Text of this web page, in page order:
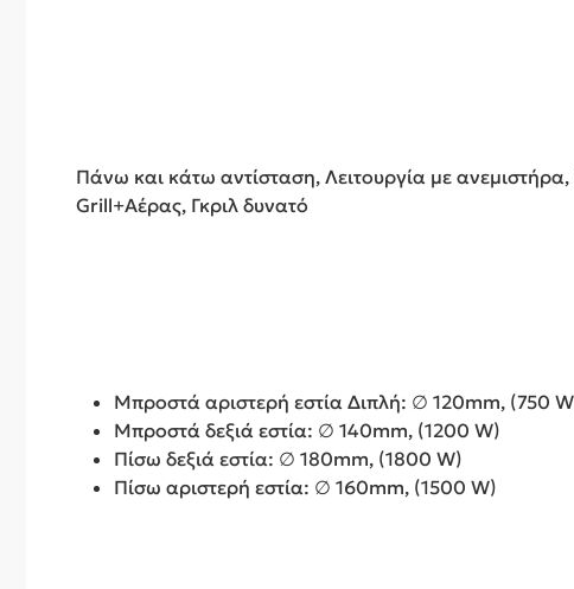
Πάνω και κάτω αντίσταση, Λειτουργία με
Grill+Αέρας, Γκριλ δυνατό
Μπροστά αριστερή εστία Διπλή: ∅ 120mm, (750
Μπροστά δεξιά εστία: ∅ 140mm, (1200 W)
Πίσω δεξιά εστία: ∅ 180mm, (1800 W)
Πίσω αριστερή εστία: ∅ 160mm, (1500 W)